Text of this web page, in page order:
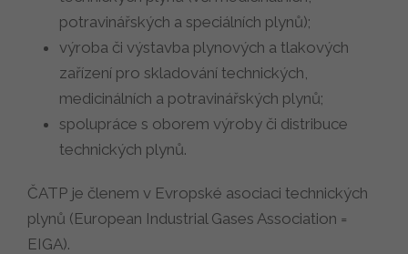
potravinářských a speciálních plynů);
výroba či výstavba plynových a tlakových
zařízení pro skladování technických,
medicinálních a potravinářských plynů;
spolupráce s oborem výroby či distribuce
technických plynů.
ČATP je členem v Evropské asociaci technických
plynů (European Industrial Gases Association =
EIGA).